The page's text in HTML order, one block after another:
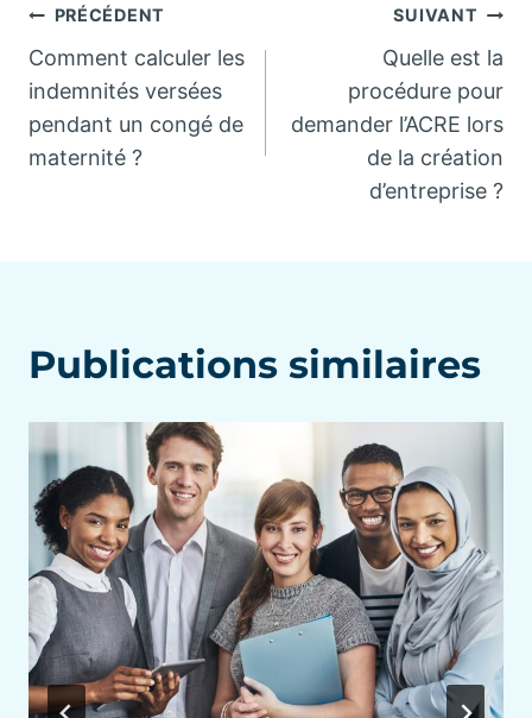
Navigation
de
l’article
PRÉCÉDENT
Comment calculer les
indemnités versées
pendant un congé de
maternité ?
SUIVANT
Quelle est la
procédure pour
demander l’ACRE lors
de la création
d’entreprise ?
Publications similaires